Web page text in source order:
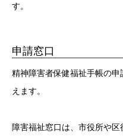
す。
申請窓口
精神障害者保健福祉手帳の
えます。
障害福祉窓口は、市役所や